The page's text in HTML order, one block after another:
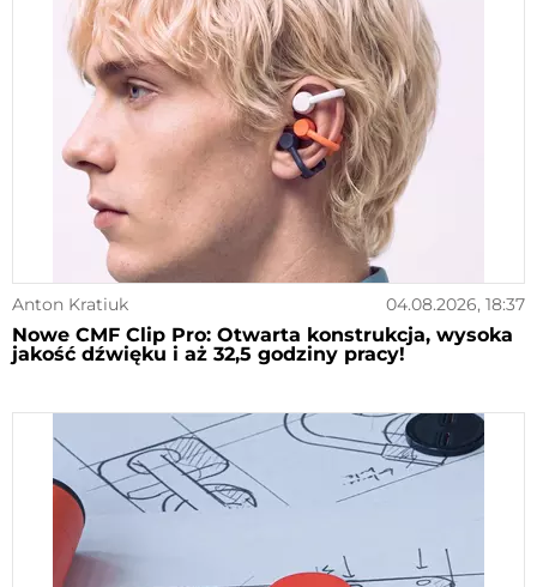
Anton Kratiuk 04.08.2026, 18:37
Nowe CMF Clip Pro: Otwarta konstrukcja, wysoka
jakość dźwięku i aż 32,5 godziny pracy!